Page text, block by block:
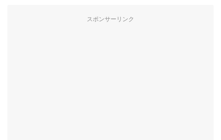
スポンサーリンク